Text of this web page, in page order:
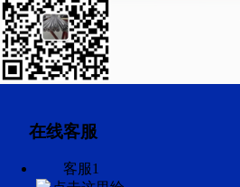
在线客服
客服1